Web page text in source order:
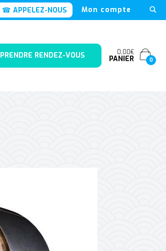
APPELEZ-NOUS Mon compte
PRENDRE RENDEZ-VOUS 0,00€
PANIER 0